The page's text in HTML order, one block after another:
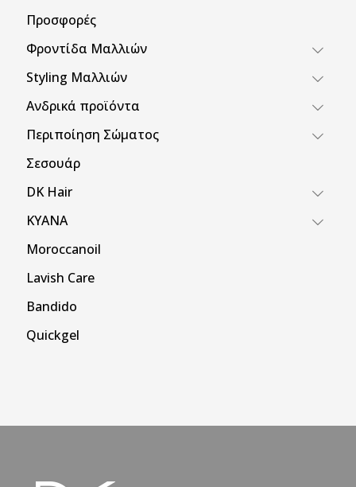
Προσφορές
Φροντίδα Μαλλιών
Styling Μαλλιών
Ανδρικά προϊόντα
Περιποίηση Σώματος
Σεσουάρ
DK Hair
KYANA
Moroccanoil
Lavish Care
Bandido
Quickgel